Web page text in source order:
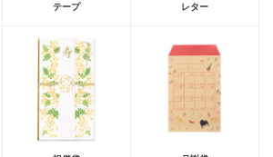
テープ レター